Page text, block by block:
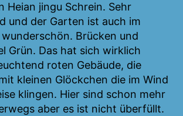
Heian jingu Schrein. Sehr
und der Garten ist auch im
Brücken und
Grün. Das hat sich wirklich
roten Gebäude, die
kleinen Glöckchen die im Wind
klingen. Hier sind schon mehr
aber es ist nicht überfüllt.